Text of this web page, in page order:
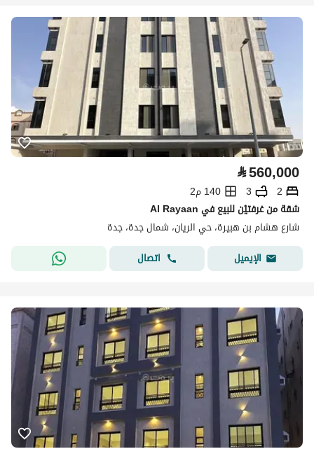
⃁560,000
2
3
140 م2
شقة من غرفتيْن للبيع في Al Rayaan
شارع هشام بن هبيرة، حي الريان، شمال جدة، جدة
الإيميل
اتصال